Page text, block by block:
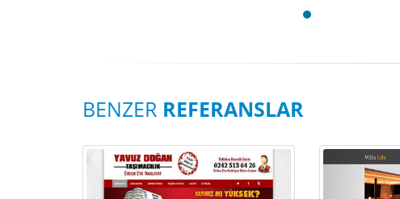
BENZER REFERANSLAR